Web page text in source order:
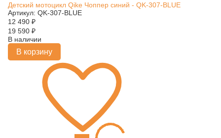
Детский мотоцикл Qike Чоппер синий - QK-307-BLUE
Артикул: QK-307-BLUE
12 490 ₽
19 590 ₽
В наличии
В корзину